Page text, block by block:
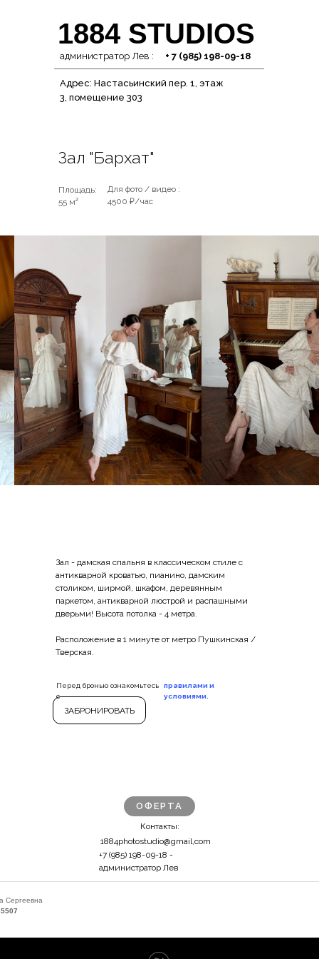
1884 STUDIOS
администратор Лев : + 7 (985) 198-09-18
Адрес: Настасьинский пер. 1, этаж
3, помещение 303
Зал "Бархат"
Площадь:
55 м²
Для фото / видео :
4500 ₽/час
Зал - дамская спальня в классическом стиле с
антикварной кроватью, пианино, дамским
столиком, ширмой, шкафом, деревянным
паркетом, антикварной люстрой и распашными
дверьми! Высота потолка - 4 метра.
Расположение в 1 минуте от метро Пушкинская /
Тверская.
ЗАБРОНИРОВАТЬ
Перед бронью ознакомьтесь
с
правилами и
условиями.
Контакты:
1884photostudio@gmail,com
Сергеевна
+7 (985) 198-09-18 -
администратор Лев
ОФЕРТА